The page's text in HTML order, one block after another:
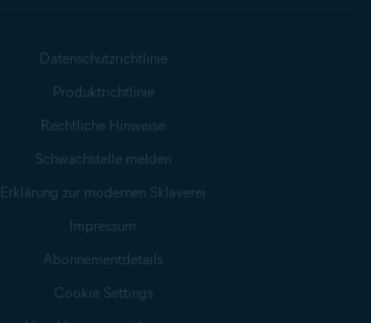
Datenschutzrichtlinie
Produktrichtlinie
Rechtliche Hinweise
Schwachstelle melden
Erklärung zur modernen Sklaverei
Impressum
Abonnementdetails
Cookie Settings